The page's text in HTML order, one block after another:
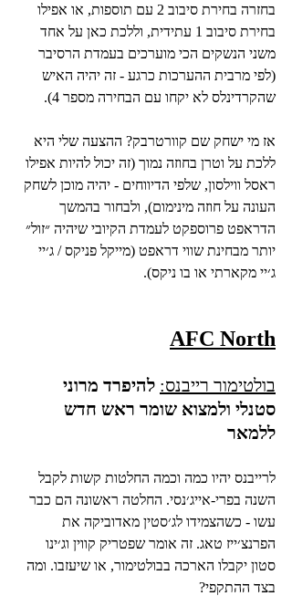
בחזרה בחירת סיבוב 2 עם תוספות, או אפילו
בחירת סיבוב 1 עתידית, וללכת כאן על אחד
משני הנשקים הכי מוערכים בעמדת הרסיבר
(לפי מרבית ההערכות כרגע - זה יהיה האיש
שהקרדינלס לא יקחו עם הבחירה מספר 4).
אז מי ישחק שם קוורטרבק? ההצעה שלי היא
ללכת על וטרן בחוזה נמוך (זה יכול להיות אפילו
ראסל ווילסון, שלפי הדיווחים - יהיה מוכן לשחק
העונה על חוזה מינימום), ולבחור בהמשך
הדראפט פרוספקט לעמדת הקיובי שיהיה ״זול״
יותר מבחינת שווי דראפט (מייקל פניקס / ג׳יי
ג׳יי מקארתי או בו ניקס).
AFC North
בולטימור רייבנס: להיפרד מרוני
סטנלי ולמצוא שומר ראש חדש
ללמאר
לרייבנס יהיו כמה וכמה החלטות קשות לקבל
השנה בפרי-אייג׳נסי. החלטה ראשונה הם כבר
עשו - כשהצמידו לג׳סטין מאדוביקה את
הפרנצ׳ייז טאג. זה אומר שפטריק קווין וג׳ינו
סטון יקבלו הארכה בבולטימור, או שיעזבו. ומה
בצד ההתקפי?